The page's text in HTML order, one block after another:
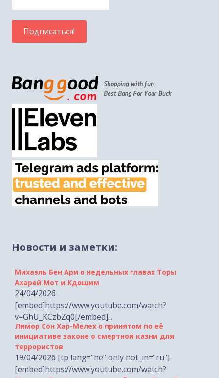
Новости и заметки:
24/04/2026
[embed]https://www.youtube.com/watch?
v=GhU_KCzbZq0[/embed]...
Лимор Сон Хар-Мелех о принятом по её
инициативе законе о смертной казни для
террористов
19/04/2026 [tp lang="he" only not_in="ru"]
[embed]https://www.youtube.com/watch?
v=zgaWSHkmgFg[/embed...
Михаэль Бен Ари о недельной главе Торы Тазриа-
Мецора